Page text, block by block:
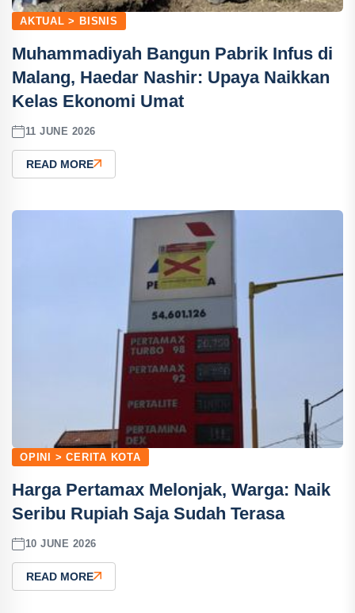
AKTUAL > BISNIS
Muhammadiyah Bangun Pabrik Infus di
Malang, Haedar Nashir: Upaya Naikkan
Kelas Ekonomi Umat
11 JUNE 2026
READ MORE
OPINI > CERITA KOTA
Harga Pertamax Melonjak, Warga: Naik
Seribu Rupiah Saja Sudah Terasa
10 JUNE 2026
READ MORE